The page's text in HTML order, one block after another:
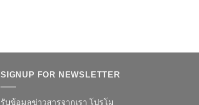
SIGNUP FOR NEWSLETTER
รับข้อมูลข่าวสารจากเรา โปรโม